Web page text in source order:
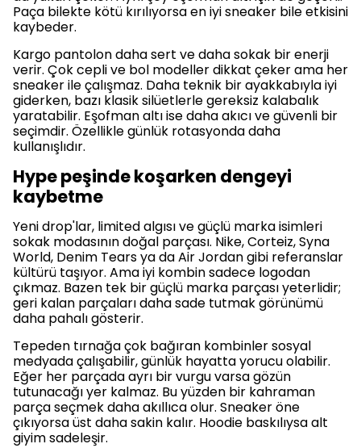
Paça bilekte kötü kırılıyorsa en iyi sneaker bile etkisini
kaybeder.
Kargo pantolon daha sert ve daha sokak bir enerji
verir. Çok cepli ve bol modeller dikkat çeker ama her
sneaker ile çalışmaz. Daha teknik bir ayakkabıyla iyi
giderken, bazı klasik silüetlerle gereksiz kalabalık
yaratabilir. Eşofman altı ise daha akıcı ve güvenli bir
seçimdir. Özellikle günlük rotasyonda daha
kullanışlıdır.
Hype peşinde koşarken dengeyi
kaybetme
Yeni drop'lar, limited algısı ve güçlü marka isimleri
sokak modasının doğal parçası. Nike, Corteiz, Syna
World, Denim Tears ya da Air Jordan gibi referanslar
kültürü taşıyor. Ama iyi kombin sadece logodan
çıkmaz. Bazen tek bir güçlü marka parçası yeterlidir;
geri kalan parçaları daha sade tutmak görünümü
daha pahalı gösterir.
Tepeden tırnağa çok bağıran kombinler sosyal
medyada çalışabilir, günlük hayatta yorucu olabilir.
Eğer her parçada ayrı bir vurgu varsa gözün
tutunacağı yer kalmaz. Bu yüzden bir kahraman
parça seçmek daha akıllıca olur. Sneaker öne
çıkıyorsa üst daha sakin kalır. Hoodie baskılıysa alt
giyim sadeleşir.
Kullanım Koşullarını kabul ediyorum
İNDİRİMİ KAP
Ben Tamamını Ödemek İstiyorum
E-posta adresinizi girerek pazarlama ve tanıtım ile ilgili iletişim almayı kabul